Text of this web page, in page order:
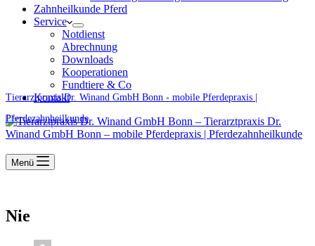
Zahnheilkunde Pferd
Service
Notdienst
Abrechnung
Downloads
Kooperationen
Fundtiere & Co
Kontakt
Tierarztpraxis Dr. Winand GmbH Bonn - mobile Pferdepraxis |
Pferdezahnheilkunde
Menü
Nie